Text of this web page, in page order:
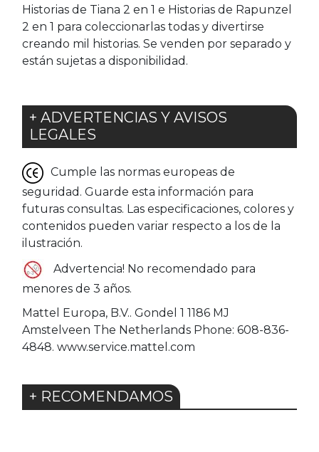
Historias de Tiana 2 en 1 e Historias de Rapunzel
2 en 1 para coleccionarlas todas y divertirse
creando mil historias. Se venden por separado y
están sujetas a disponibilidad.
+ ADVERTENCIAS Y AVISOS
LEGALES
Cumple las normas europeas de
seguridad. Guarde esta información para
futuras consultas. Las especificaciones, colores y
contenidos pueden variar respecto a los de la
ilustración.
Advertencia! No recomendado para
menores de 3 años.
Mattel Europa, B.V.. Gondel 1 1186 MJ
Amstelveen The Netherlands Phone: 608-836-
4848. www.service.mattel.com
+ RECOMENDAMOS